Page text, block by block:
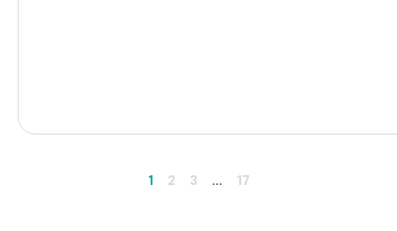
1 2 3 … 17